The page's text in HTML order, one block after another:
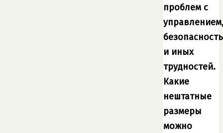
проблем с
и иных
трудностей.
Какие
нештатные
размеры
можно